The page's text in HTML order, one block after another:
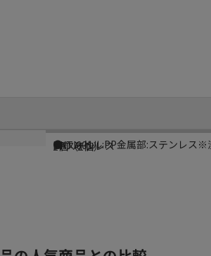
●ハンドル:PP金属部:ステンレ
BKTI601
PPステンレス
1個（1個）